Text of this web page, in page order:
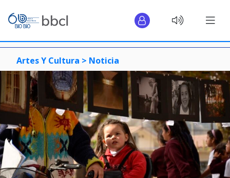
Artes Y Cultura > Noticia